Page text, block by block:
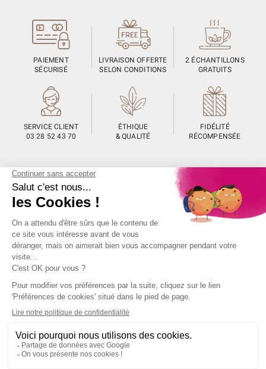
PAIEMENT
SÉCURISÉ
LIVRAISON OFFERTE
SELON CONDITIONS
2 ÉCHANTILLONS
GRATUITS
SERVICE CLIENT
03 28 52 43 70
ÉTHIQUE
& QUALITÉ
FIDÉLITÉ
RÉCOMPENSÉE
Unami
Thé
Commander